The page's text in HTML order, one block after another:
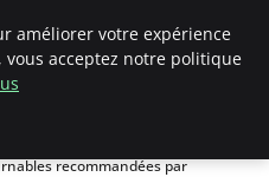
recommandées par
améliorer votre expérience
acceptez notre politique